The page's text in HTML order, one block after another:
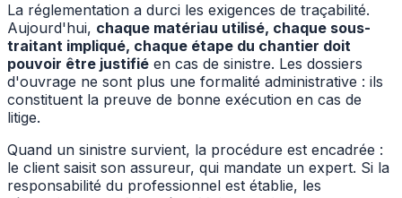
La réglementation a durci les exigences de traçabilité.
Aujourd'hui, chaque matériau utilisé, chaque sous-
traitant impliqué, chaque étape du chantier doit
pouvoir être justifié en cas de sinistre. Les dossiers
d'ouvrage ne sont plus une formalité administrative : ils
constituent la preuve de bonne exécution en cas de
litige.
Quand un sinistre survient, la procédure est encadrée :
le client saisit son assureur, qui mandate un expert. Si la
responsabilité du professionnel est établie, les